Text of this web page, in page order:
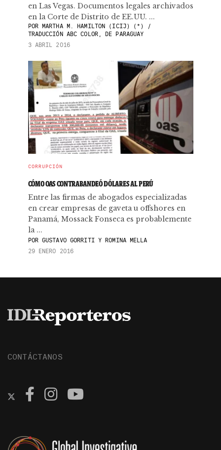
en Las Vegas. Documentos legales archivados
en la Corte de Distrito de EE.UU. ...
PORMARTHA M. HAMILTON (ICIJ) (*) /
TRADUCCIÓN ABC COLOR, DE PARAGUAY
3 ABRIL 2016
CORRUPCIÓN
CÓMO OAS CONTRABANDEÓ DÓLARES AL PERÚ
Entre las firmas de abogados especializadas
en crear empresas de gaveta u offshores en
Panamá, Mossack Fonseca es probablemente
la ...
PORGUSTAVO GORRITI Y ROMINA MELLA
29 ENERO 2016
CONTÁCTANOS